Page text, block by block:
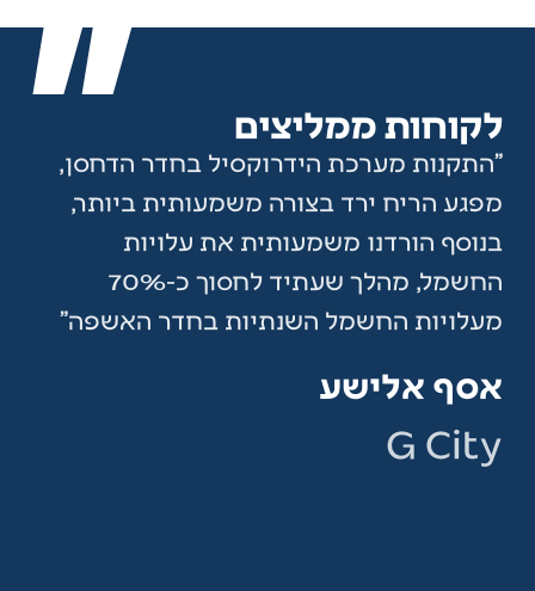
לקוחות ממליצים
”התקנות מערכת הידרוקסיל בחדר הדחסן,
מפגע הריח ירד בצורה משמעותית ביותר,
בנוסף הורדנו משמעותית את עלויות
החשמל, מהלך שעתיד לחסוך כ-70%
מעלויות החשמל השנתיות בחדר האשפה”
אסף אלישע
G City